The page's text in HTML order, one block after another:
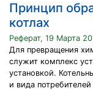
Принцип
котлах
Реферат, 19 Марта
Для превращения
служит комплекс
установкой.
и вида